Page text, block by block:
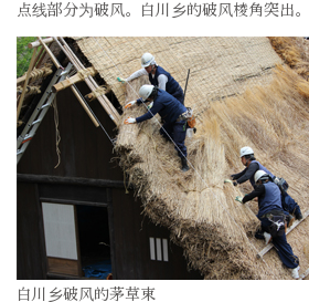
点线部分为破风。白川乡的破风棱角突出。
白川乡破风的茅草束